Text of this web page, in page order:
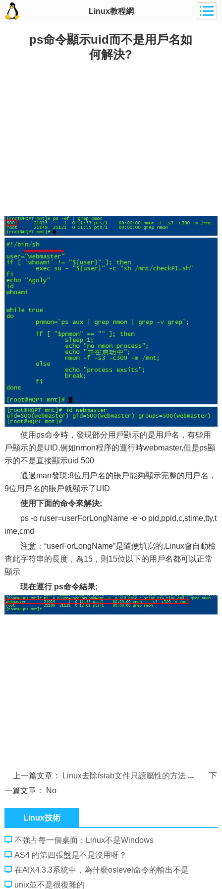
Linux教程網
ps命令顯示uid而不是用戶名如
何解決?
使用ps命令時，發現部分用戶顯示的是用戶名，有些用
戶顯示的是UID,例如nmon程序的運行時webmaster,但是ps顯
示的不是直接顯示uid 500
通過man發現:8位用戶名的賬戶能夠顯示完整的用戶名，
9位用戶名的賬戶就顯示了UID
使用下面的命令來解決;
ps -o ruser=userForLongName -e -o pid,ppid,c,stime,tty,t
ime,cmd
注意：“userForLongName”是隨便填寫的,Linux會自動檢
查此字符串的長度，為15，則15位以下的用戶名都可以正常
顯示
現在運行 ps命令結果;
上一篇文章： Linux去除fstab文件只讀屬性的方法
下
一篇文章： No
Linux技術
不強占每一個桌面：Linux不是Windows
AS4 的第四張盤是不是沒用呀？
在AIX4.3.3系統中，為什麼oslevel命令的輸出不是
4.3.3.0？
unix並不是很復雜的